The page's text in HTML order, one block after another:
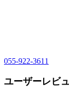
055-922-3611
ユーザーレビ